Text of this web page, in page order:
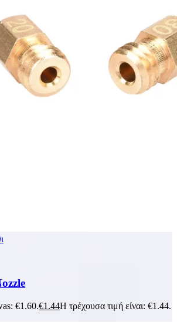
€1.60.€1.44Η τρέχουσα τιμή είναι: €1.44.